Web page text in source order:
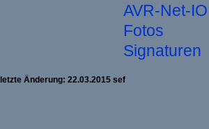
AVR-Net-IO
Fotos
Signaturen
letzte Änderung: 22.03.2015 sef